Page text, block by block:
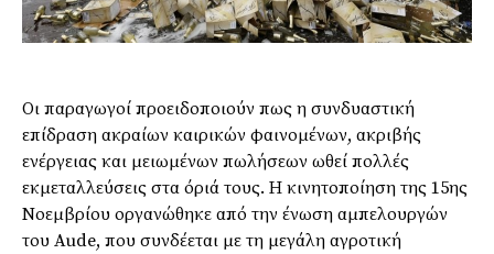
Οι παραγωγοί προειδοποιούν πως η συνδυαστική
επίδραση ακραίων καιρικών φαινομένων, ακριβής
ενέργειας και μειωμένων πωλήσεων ωθεί πολλές
εκμεταλλεύσεις στα όριά τους. Η κινητοποίηση της 15ης
Νοεμβρίου οργανώθηκε από την ένωση αμπελουργών
του Aude, που συνδέεται με τη μεγάλη αγροτική